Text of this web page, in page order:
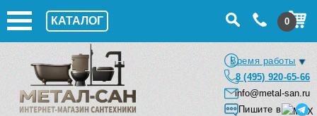
КАТАЛОГ 0
Время работы
8 (495) 920-65-66
info@metal-san.ru
Пишите в